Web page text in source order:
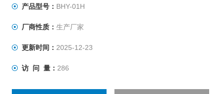
研院校等单位检测产品壁厚底厚必要的仪器。
产品型号： BHY-01H
厂商性质： 生产厂家
更新时间： 2025-12-23
访 问 量： 286